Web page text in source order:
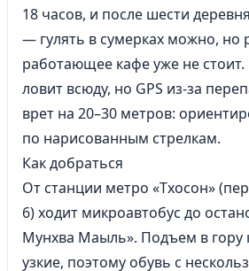
18 часов, и после шести
— гулять в сумерках можно, но
работающее кафе уже не
ловит всюду, но GPS из-за
врет на 20–30 метров:
по нарисованным стрелкам.
Как добраться
От станции метро «Тхосон»
6) ходит микроавтобус до
Мунхва Маыль». Подъем в гору
узкие, поэтому обувь с